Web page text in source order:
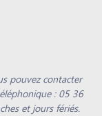
pouvez contacter
: 05 36
et jours fériés.